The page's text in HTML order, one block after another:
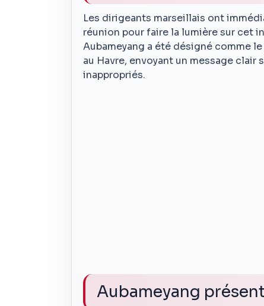
Les dirigeants marseillais ont
réunion pour faire la lumière sur cet
Aubameyang a été désigné comme
au Havre, envoyant un message
inappropriés.
Aubameyang